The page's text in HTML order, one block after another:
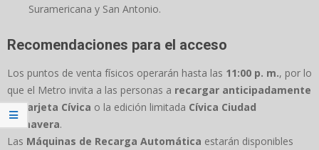
Suramericana y San Antonio.
Recomendaciones para el acceso
Los puntos de venta físicos operarán hasta las 11:00 p. m., por lo
que el Metro invita a las personas a recargar anticipadamente
su tarjeta Cívica o la edición limitada Cívica Ciudad
Primavera.
Las Máquinas de Recarga Automática estarán disponibles